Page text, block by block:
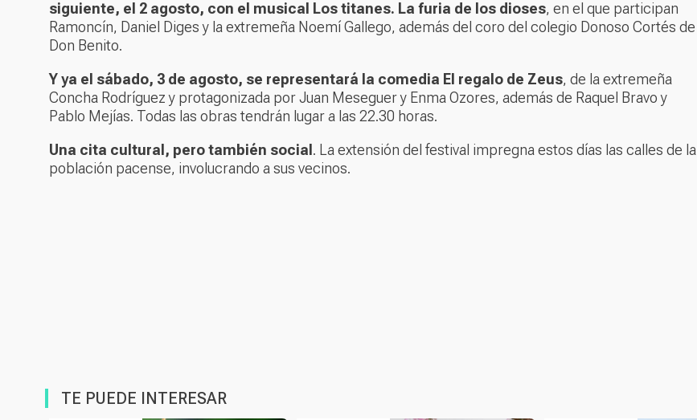
siguiente, el 2 agosto, con el musical
Los titanes. La furia de los dioses, en el que participan
Ramoncín, Daniel Diges y la extremeña Noemí Gallego, además del coro del colegio Donoso Cortés de
Don Benito.
Y ya el sábado, 3 de agosto, se representará la comedia El regalo de Zeus, de la extremeña
Concha Rodríguez y protagonizada por Juan Meseguer y Enma Ozores, además de Raquel Bravo y
Pablo Mejías. Todas las obras tendrán lugar a las 22.30 horas.
Una cita cultural, pero también social . La extensión del festival impregna estos días las calles de la
población pacense, involucrando a sus vecinos.
TE PUEDE INTERESAR